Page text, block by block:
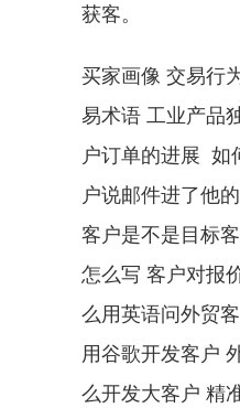
获客。
买家画像 交易行
易术语 工业产品
户订单的进展
户说邮件进了他
客户是不是目标
怎么写 客户对报
么用英语问外贸
用谷歌开发客户
么开发大客户 精